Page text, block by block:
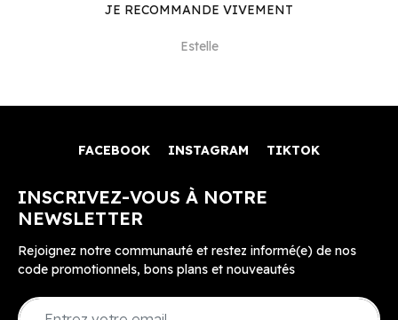
JE RECOMMANDE VIVEMENT
Estelle
FACEBOOK INSTAGRAM TIKTOK
INSCRIVEZ-VOUS À NOTRE
NEWSLETTER
Rejoignez notre communauté et restez informé(e) de nos
code promotionnels, bons plans et nouveautés